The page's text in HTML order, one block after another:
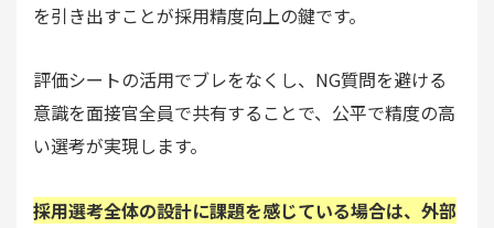
を引き出すことが採用精度向上の鍵です。
評価シートの活用でブレをなくし、NG質問を避ける
意識を面接官全員で共有することで、公平で精度の高
い選考が実現します。
採用選考全体の設計に課題を感じている場合は、外部